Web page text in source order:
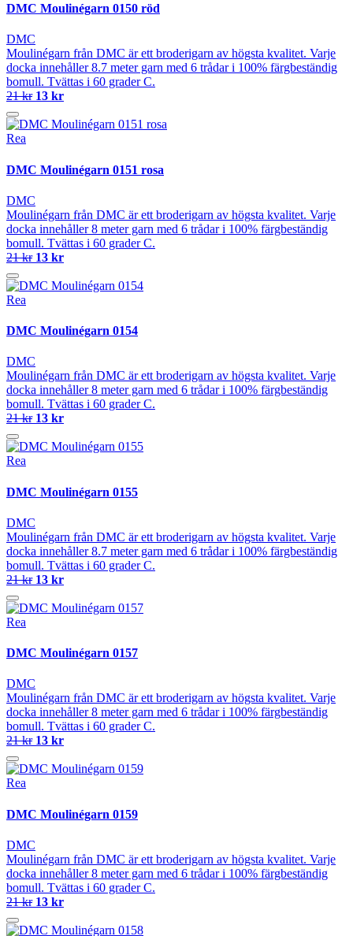
DMC Moulinégarn 0150 röd
DMC
Moulinégarn från DMC är ett broderigarn av högsta kvalitet. Varje
docka innehåller 8.7 meter garn med 6 trådar i 100% färgbeständig
bomull. Tvättas i 60 grader C.
21 kr 13 kr
Rea
DMC Moulinégarn 0151 rosa
DMC
Moulinégarn från DMC är ett broderigarn av högsta kvalitet. Varje
docka innehåller 8 meter garn med 6 trådar i 100% färgbeständig
bomull. Tvättas i 60 grader C.
21 kr 13 kr
Rea
DMC Moulinégarn 0154
DMC
Moulinégarn från DMC är ett broderigarn av högsta kvalitet. Varje
docka innehåller 8 meter garn med 6 trådar i 100% färgbeständig
bomull. Tvättas i 60 grader C.
21 kr 13 kr
Rea
DMC Moulinégarn 0155
DMC
Moulinégarn från DMC är ett broderigarn av högsta kvalitet. Varje
docka innehåller 8.7 meter garn med 6 trådar i 100% färgbeständig
bomull. Tvättas i 60 grader C.
21 kr 13 kr
Rea
DMC Moulinégarn 0157
DMC
Moulinégarn från DMC är ett broderigarn av högsta kvalitet. Varje
docka innehåller 8 meter garn med 6 trådar i 100% färgbeständig
bomull. Tvättas i 60 grader C.
21 kr 13 kr
Rea
DMC Moulinégarn 0159
DMC
Moulinégarn från DMC är ett broderigarn av högsta kvalitet. Varje
docka innehåller 8 meter garn med 6 trådar i 100% färgbeständig
bomull. Tvättas i 60 grader C.
21 kr 13 kr